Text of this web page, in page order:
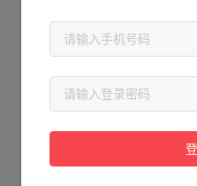
抱歉!
请检查您输入的网址是否正确，